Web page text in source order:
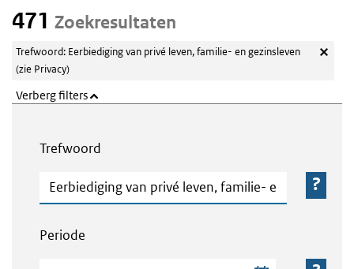
471 Zoekresultaten
Trefwoord: Eerbiediging van privé leven, familie- en gezinsleven
(zie Privacy)
Verberg filters
Trefwoord
Trefwoord
Periode